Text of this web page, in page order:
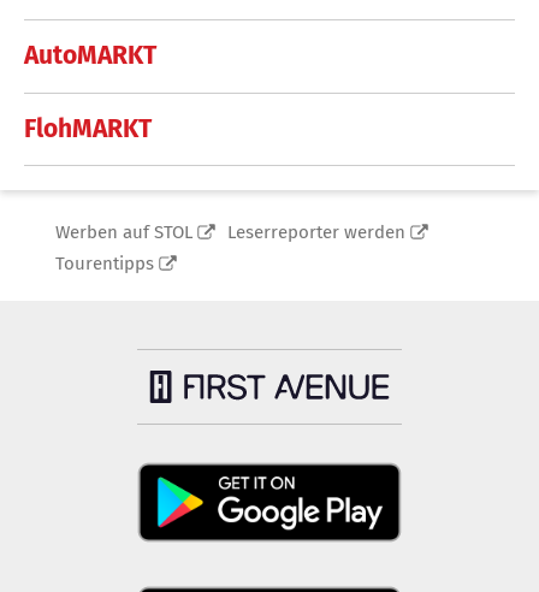
AutoMARKT
FlohMARKT
Werben auf STOL
Leserreporter werden
Tourentipps